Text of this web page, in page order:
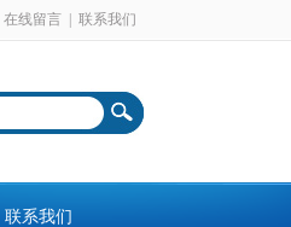
在线留言 联系我们
联系我们